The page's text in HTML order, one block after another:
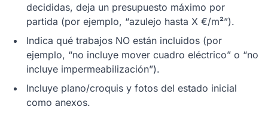
decididas, deja un presupuesto máximo por
partida (por ejemplo, “azulejo hasta X €/m²”).
Indica qué trabajos NO están incluidos (por
ejemplo, “no incluye mover cuadro eléctrico” o “no
incluye impermeabilización”).
Incluye plano/croquis y fotos del estado inicial
como anexos.